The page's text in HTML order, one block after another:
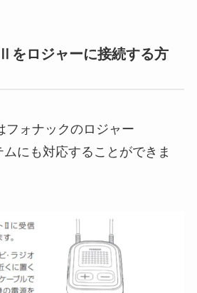
をロジャーに接続する方
ォナックのロジャー
にも対応することができま